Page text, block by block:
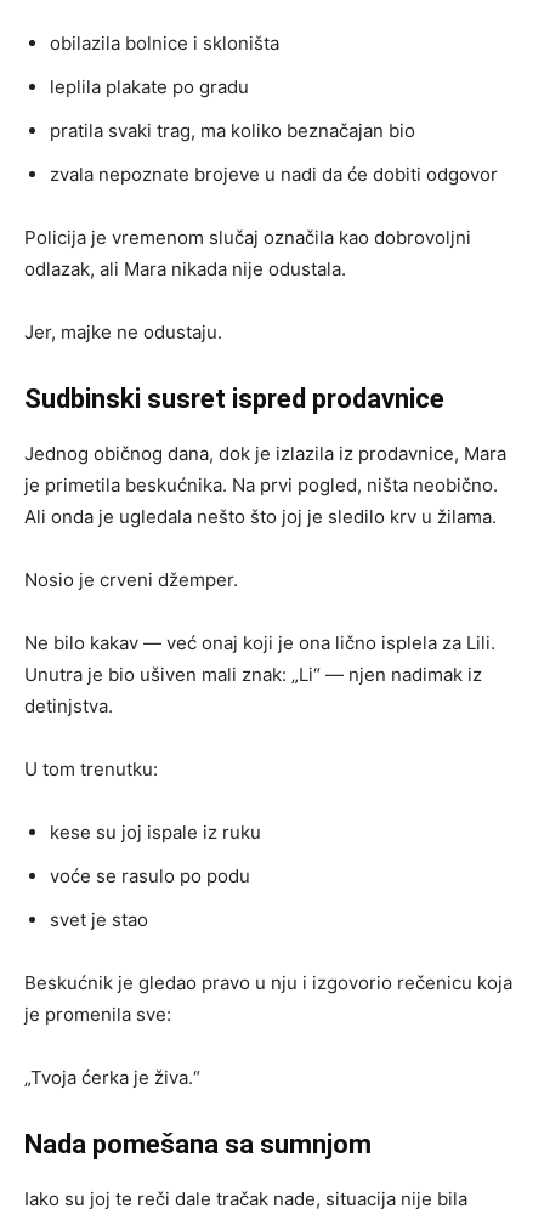
obilazila bolnice i skloništa
leplila plakate po gradu
pratila svaki trag, ma koliko beznačajan bio
zvala nepoznate brojeve u nadi da će dobiti odgovor
Policija je vremenom slučaj označila kao dobrovoljni
odlazak, ali Mara nikada nije odustala.
Jer, majke ne odustaju.
Sudbinski susret ispred prodavnice
Jednog običnog dana, dok je izlazila iz prodavnice, Mara
je primetila beskućnika. Na prvi pogled, ništa neobično.
Ali onda je ugledala nešto što joj je sledilo krv u žilama.
Nosio je crveni džemper.
Ne bilo kakav — već onaj koji je ona lično isplela za Lili.
Unutra je bio ušiven mali znak: „Li“ — njen nadimak iz
detinjstva.
U tom trenutku:
kese su joj ispale iz ruku
voće se rasulo po podu
svet je stao
Beskućnik je gledao pravo u nju i izgovorio rečenicu koja
je promenila sve:
„Tvoja ćerka je živa.“
Nada pomešana sa sumnjom
Iako su joj te reči dale tračak nade, situacija nije bila